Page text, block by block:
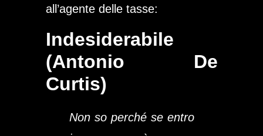
all’agente delle tasse:
Indesiderabile
(Antonio De
Curtis)
Non so perché se entro